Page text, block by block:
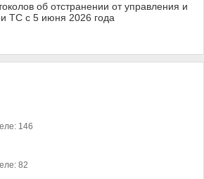
об отстранении от управления и
ТС с 5 июня 2026 года
146
82